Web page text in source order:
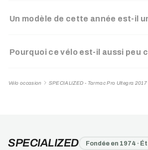
Un modèle de cette année est-il
Pourquoi ce vélo est-il aussi peu
Vélo occasion SPECIALIZED - Tarmac Pro Ultegra 2017
SPECIALIZED Fondée en 1974 ·